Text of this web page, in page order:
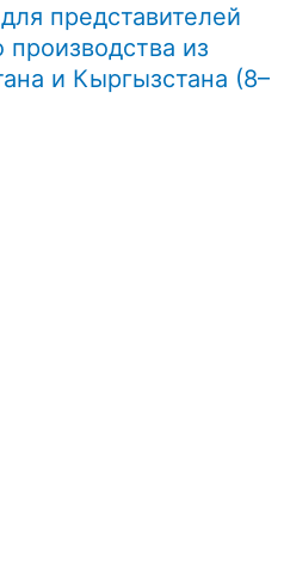
представителей
производства из
и Кыргызстана (8–